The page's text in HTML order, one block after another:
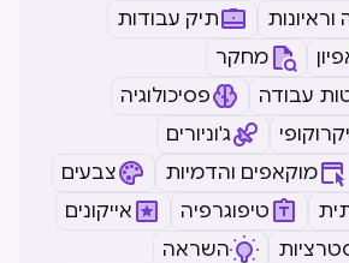
תיק עבודות
מחקר
עבודה
פסיכולוגיה
ג'וניורים
מוקאפים והדמיות
צבעים
טיפוגרפיה
אייקונים
השראה